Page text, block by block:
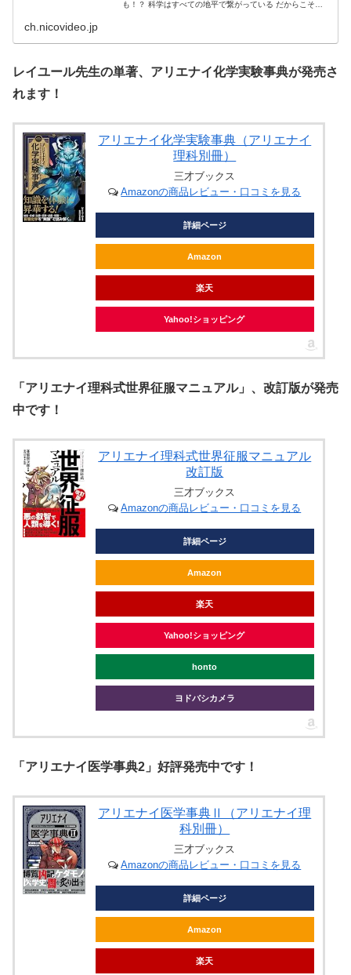
も！？ 科学はすべての地平で繋がっている だからこそマ
ch.nicovideo.jp
レイユール先生の単著、アリエナイ化学実験事典が発売さ
れます！
アリエナイ化学実験事典（アリエナイ
理科別冊）
三才ブックス
Amazonの商品レビュー・口コミを見る
詳細ページ
Amazon
楽天
Yahoo!ショッピング
「アリエナイ理科式世界征服マニュアル」、改訂版が発売
中です！
アリエナイ理科式世界征服マニュアル
改訂版
三才ブックス
Amazonの商品レビュー・口コミを見る
詳細ページ
Amazon
楽天
Yahoo!ショッピング
honto
ヨドバシカメラ
「アリエナイ医学事典2」好評発売中です！
アリエナイ医学事典Ⅱ（アリエナイ理
科別冊）
三才ブックス
Amazonの商品レビュー・口コミを見る
詳細ページ
Amazon
楽天